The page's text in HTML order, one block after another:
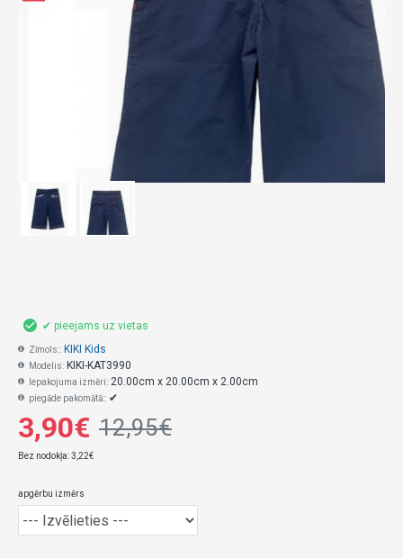
3,90€ 12,95€
Bez nodokļa: 3,22€
✔ pieejams uz vietas
Zīmols:: KIKI Kids
Modelis: KIKI-KAT3990
Iepakojuma izmēri: 20.00cm x 20.00cm x 2.00cm
piegāde pakomātā:: ✔
apgērbu izmērs